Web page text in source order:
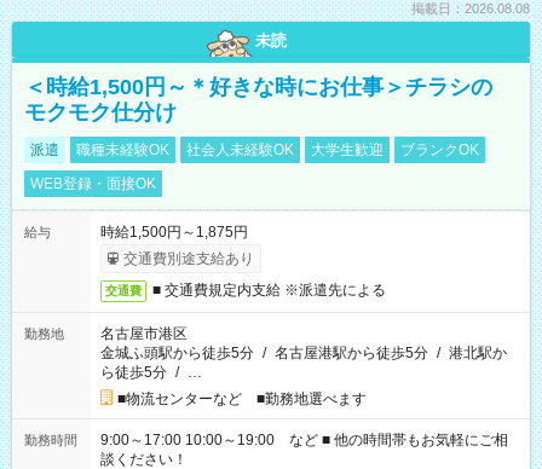
掲載日：2026.08.08
未読
＜時給1,500円～＊好きな時にお仕事＞チラシの
モクモク仕分け
派遣 職種未経験OK 社会人未経験OK 大学生歓迎
ブランクOK
WEB登録・面接OK
給与
時給1,500円～1,875円
交通費別途支給あり
交通費 ■ 交通費規定内支給 ※派遣先による
勤務地
名古屋市港区
金城ふ頭駅から徒歩5分 / 名古屋港駅から徒歩5分 / 港北駅か
ら徒歩5分 / …
■物流センターなど ■勤務地選べます
勤務時間
9:00～17:00 10:00～19:00 など ■ 他の時間帯もお気軽にご相
談ください！